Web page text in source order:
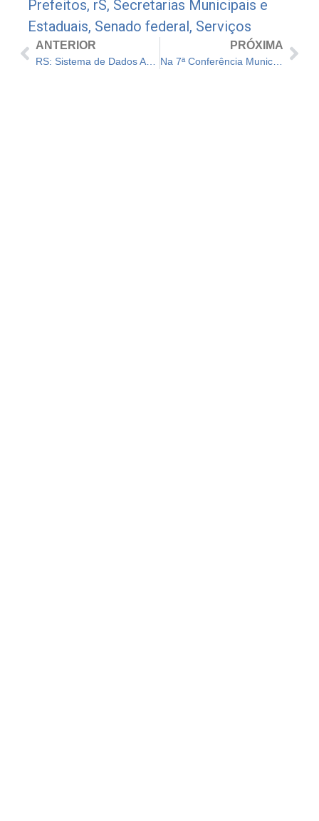
Prefeitos, rS, Secretarias Municipais e
Estaduais, Senado federal, Serviços
ANTERIOR
RS: Sistema de Dados Abertos sobre investimentos é publicado por Governo Lula
PRÓXIMA
Na 7ª Conferência Municipal Coxim discute futuro urbano